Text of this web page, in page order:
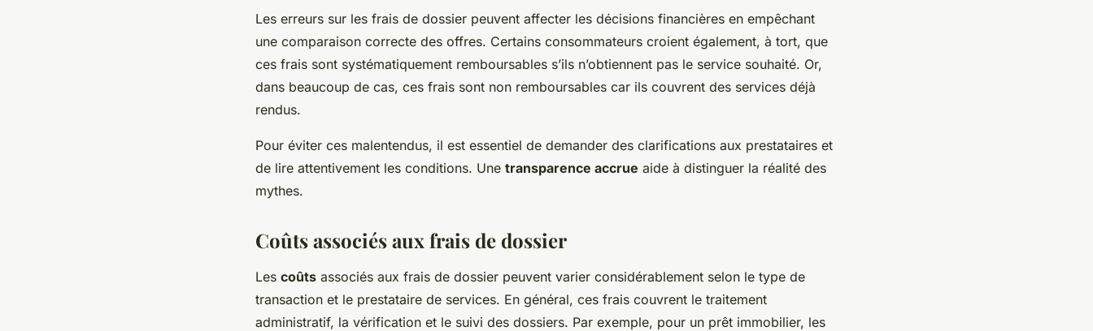
Les erreurs sur les frais de dossier peuvent affecter les décisions financières en empêchant
une comparaison correcte des offres. Certains consommateurs croient également, à tort, que
ces frais sont systématiquement remboursables s’ils n’obtiennent pas le service souhaité. Or,
dans beaucoup de cas, ces frais sont non remboursables car ils couvrent des services déjà
rendus.
Pour éviter ces malentendus, il est essentiel de demander des clarifications aux prestataires et
de lire attentivement les conditions. Une transparence accrue aide à distinguer la réalité des
mythes.
Coûts associés aux frais de dossier
Les coûts associés aux frais de dossier peuvent varier considérablement selon le type de
transaction et le prestataire de services. En général, ces frais couvrent le traitement
administratif, la vérification et le suivi des dossiers. Par exemple, pour un prêt immobilier, les